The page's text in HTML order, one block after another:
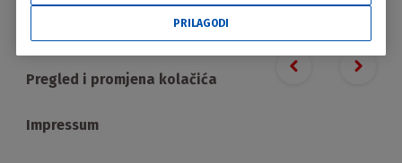
Previous slide
Next
Pregled i promjena kolačića
Impressum
PRILAGODI